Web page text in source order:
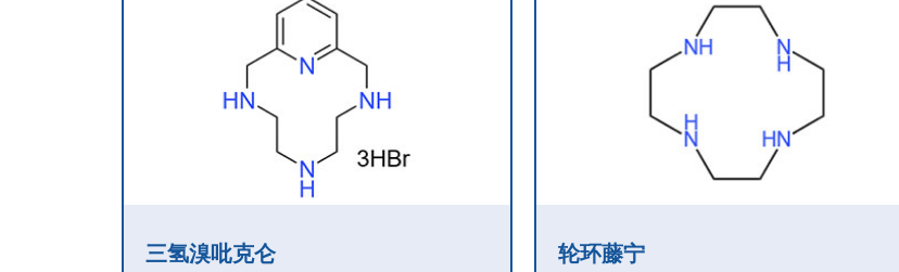
三氢溴吡克仑 轮环藤宁